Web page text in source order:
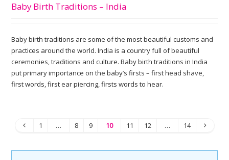
Baby Birth Traditions – India
Baby birth traditions are some of the most beautiful customs and
practices around the world. India is a country full of beautiful
ceremonies, traditions and culture. Baby birth traditions in India
put primary importance on the baby’s firsts – first head shave,
first words, first ear piercing, firsts words to hear.
1 … 8 9 10 11 12 … 14